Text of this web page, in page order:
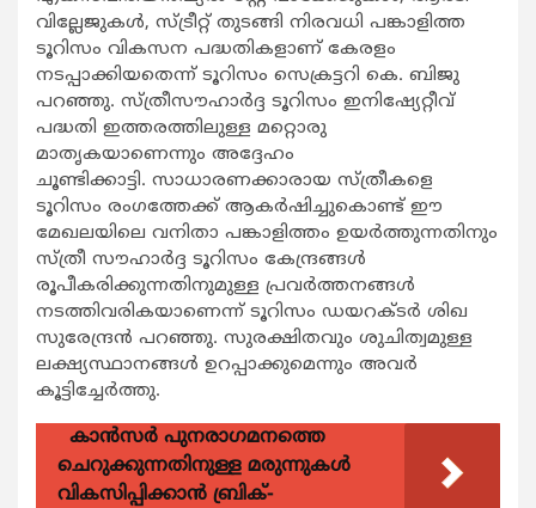
വില്ലേജുകള്‍, സ്ട്രീറ്റ് തുടങ്ങി നിരവധി പങ്കാളിത്ത
ടൂറിസം വികസന പദ്ധതികളാണ് കേരളം
നടപ്പാക്കിയതെന്ന് ടൂറിസം സെക്രട്ടറി കെ. ബിജു
പറഞ്ഞു. സ്ത്രീസൗഹാര്‍ദ്ദ ടൂറിസം ഇനിഷ്യേറ്റീവ്
പദ്ധതി ഇത്തരത്തിലുള്ള മറ്റൊരു
മാതൃകയാണെന്നും അദ്ദേഹം
ചൂണ്ടിക്കാട്ടി. സാധാരണക്കാരായ സ്ത്രീകളെ
ടൂറിസം രംഗത്തേക്ക് ആകര്‍ഷിച്ചുകൊണ്ട് ഈ
മേഖലയിലെ വനിതാ പങ്കാളിത്തം ഉയര്‍ത്തുന്നതിനും
സ്ത്രീ സൗഹാര്‍ദ്ദ ടൂറിസം കേന്ദ്രങ്ങള്‍
രൂപീകരിക്കുന്നതിനുമുള്ള പ്രവര്‍ത്തനങ്ങള്‍
നടത്തിവരികയാണെന്ന് ടൂറിസം ഡയറക്ടര്‍ ശിഖ
സുരേന്ദ്രന്‍ പറഞ്ഞു. സുരക്ഷിതവും ശുചിത്വമുള്ള
ലക്ഷ്യസ്ഥാനങ്ങള്‍ ഉറപ്പാക്കുമെന്നും അവര്‍
കൂട്ടിച്ചേര്‍ത്തു.
കാന്‍സര്‍ പുനരാഗമനത്തെ
ചെറുക്കുന്നതിനുള്ള മരുന്നുകള്‍
വികസിപ്പിക്കാന്‍ ബ്രിക്-